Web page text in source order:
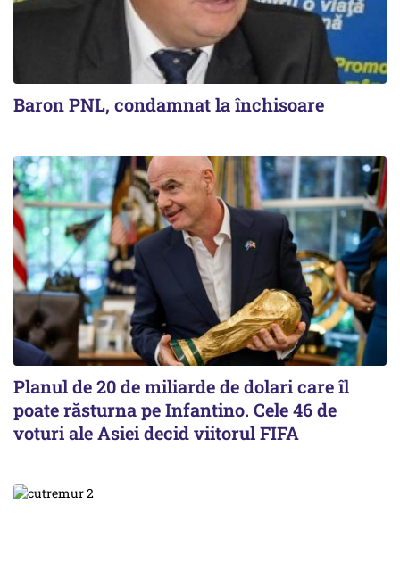
Baron PNL, condamnat la închisoare
Planul de 20 de miliarde de dolari care îl
poate răsturna pe Infantino. Cele 46 de
voturi ale Asiei decid viitorul FIFA